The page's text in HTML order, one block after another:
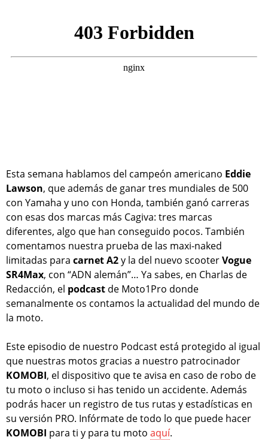
Esta semana hablamos del campeón americano Eddie
Lawson, que además de ganar tres mundiales de 500
con Yamaha y uno con Honda, también ganó carreras
con esas dos marcas más Cagiva: tres marcas
diferentes, algo que han conseguido pocos. También
comentamos nuestra prueba de las maxi-naked
limitadas para carnet A2y la del nuevo scooterVogue
SR4Max, con “ADN alemán”… Ya sabes, en Charlas de
Redacción, el podcast de Moto1Pro donde
semanalmente os contamos la actualidad del mundo de
la moto.
Este episodio de nuestro Podcast está protegido al igual
que nuestras motos gracias a nuestro patrocinador
KOMOBI, el dispositivo que te avisa en caso de robo de
tu moto o incluso si has tenido un accidente. Además
podrás hacer un registro de tus rutas y estadísticas en
su versión PRO. Infórmate de todo lo que puede hacer
KOMOBI para ti y para tu moto aquí.